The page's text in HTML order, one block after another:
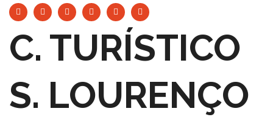
C. TURÍSTICO
S. LOURENÇO